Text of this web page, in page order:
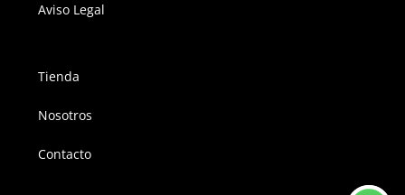
Aviso Legal
Tienda
Nosotros
Contacto